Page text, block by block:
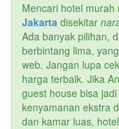
Mencari hotel
Jakarta disekitar
Ada banyak pilihan,
berbintang lima,
web. Jangan lupa
harga terbaik. Jika
guest house bisa
kenyamanan ekstra
dan kamar luas,